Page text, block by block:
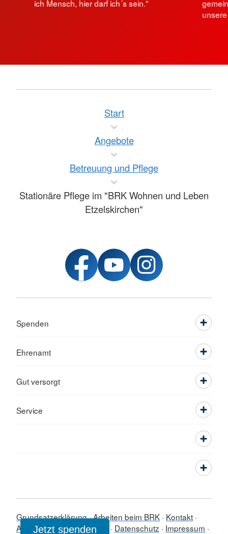
ich Mensch, hier darf ich´s sein."
Start
Angebote
Betreuung und Pflege
Stationäre Pflege im "BRK Wohnen und Leben
Etzelskirchen"
Spenden
Ehrenamt
Gut versorgt
Service
Grundsatzerklärung Arbeiten beim BRK Kontakt
Anfahrt Unser Newsletter Datenschutz
Impressum
Jetzt spenden